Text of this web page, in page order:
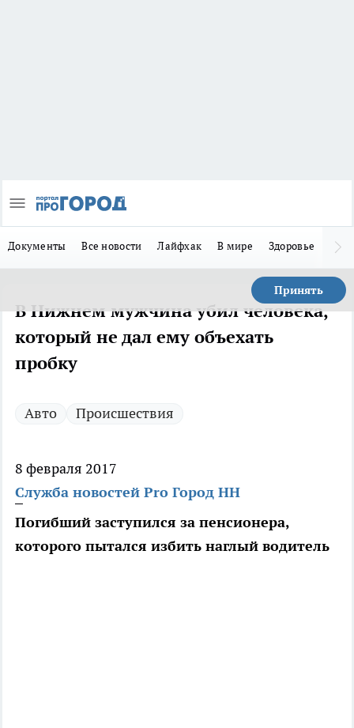
Документы Все новости Лайфхак В мире Здоровье
Принять
В Нижнем мужчина убил человека,
который не дал ему объехать
пробку
Авто Происшествия
8 февраля 2017
Служба новостей Pro Город НН
Погибший заступился за пенсионера,
которого пытался избить наглый водитель